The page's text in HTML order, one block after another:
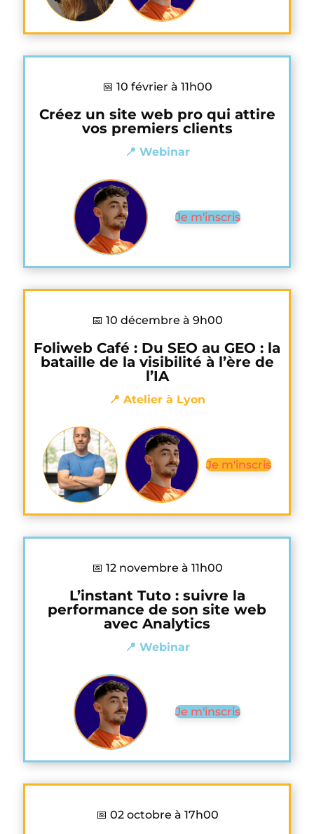
📅 10 février à 11h00
Créez un site web pro qui attire
vos premiers clients
📍 Webinar
Je m'inscris
📅 10 décembre à 9h00
Foliweb Café : Du SEO au GEO : la
bataille de la visibilité à l’ère de
l’IA
📍 Atelier à Lyon
Je m'inscris
📅 12 novembre à 11h00
L’instant Tuto : suivre la
performance de son site web
avec Analytics
📍 Webinar
Je m'inscris
📅 02 octobre à 17h00